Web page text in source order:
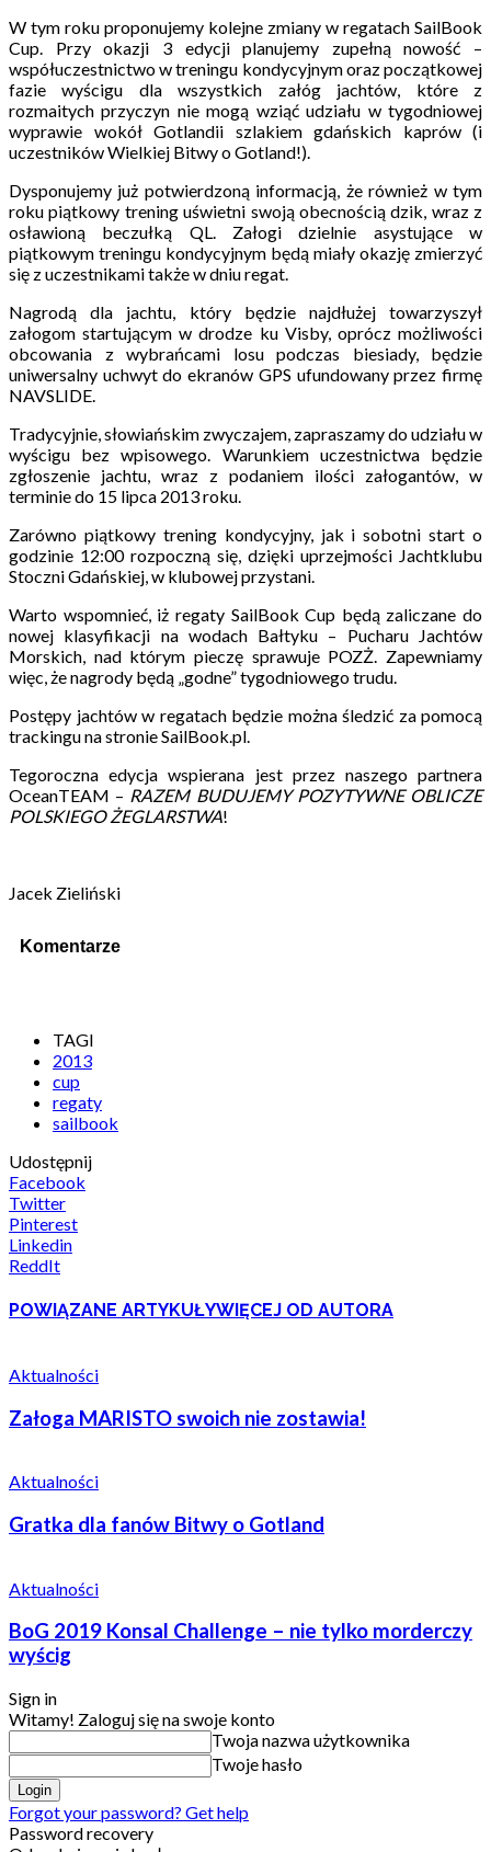
W tym roku proponujemy kolejne zmiany w regatach SailBook
Cup. Przy okazji 3 edycji planujemy zupełną nowość –
współuczestnictwo w treningu kondycyjnym oraz początkowej
fazie wyścigu dla wszystkich załóg jachtów, które z
rozmaitych przyczyn nie mogą wziąć udziału w tygodniowej
wyprawie wokół Gotlandii szlakiem gdańskich kaprów (i
uczestników Wielkiej Bitwy o Gotland!).
Dysponujemy już potwierdzoną informacją, że również w tym
roku piątkowy trening uświetni swoją obecnością dzik, wraz z
osławioną beczułką QL. Załogi dzielnie asystujące w
piątkowym treningu kondycyjnym będą miały okazję zmierzyć
się z uczestnikami także w dniu regat.
Nagrodą dla jachtu, który będzie najdłużej towarzyszył
załogom startującym w drodze ku Visby, oprócz możliwości
obcowania z wybrańcami losu podczas biesiady, będzie
uniwersalny uchwyt do ekranów GPS ufundowany przez firmę
NAVSLIDE.
Tradycyjnie, słowiańskim zwyczajem, zapraszamy do udziału w
wyścigu bez wpisowego. Warunkiem uczestnictwa będzie
zgłoszenie jachtu, wraz z podaniem ilości załogantów, w
terminie do 15 lipca 2013 roku.
Zarówno piątkowy trening kondycyjny, jak i sobotni start o
godzinie 12:00 rozpoczną się, dzięki uprzejmości Jachtklubu
Stoczni Gdańskiej, w klubowej przystani.
Warto wspomnieć, iż regaty SailBook Cup będą zaliczane do
nowej klasyfikacji na wodach Bałtyku – Pucharu Jachtów
Morskich, nad którym pieczę sprawuje POZŻ. Zapewniamy
więc, że nagrody będą „godne” tygodniowego trudu.
Postępy jachtów w regatach będzie można śledzić za pomocą
trackingu na stronie SailBook.pl.
Tegoroczna edycja wspierana jest przez naszego partnera
OceanTEAM – RAZEM BUDUJEMY POZYTYWNE OBLICZE
POLSKIEGO ŻEGLARSTWA!
Jacek Zieliński
Komentarze
TAGI
2013
cup
regaty
sailbook
Udostępnij
Facebook
Twitter
Pinterest
Linkedin
ReddIt
POWIĄZANE ARTYKUŁYWIĘCEJ OD AUTORA
Aktualności
Załoga MARISTO swoich nie zostawia!
Aktualności
Gratka dla fanów Bitwy o Gotland
Aktualności
BoG 2019 Konsal Challenge – nie tylko morderczy
wyścig
Sign in
Witamy! Zaloguj się na swoje konto
Twoja nazwa użytkownika
Twoje hasło
Forgot your password? Get help
Password recovery